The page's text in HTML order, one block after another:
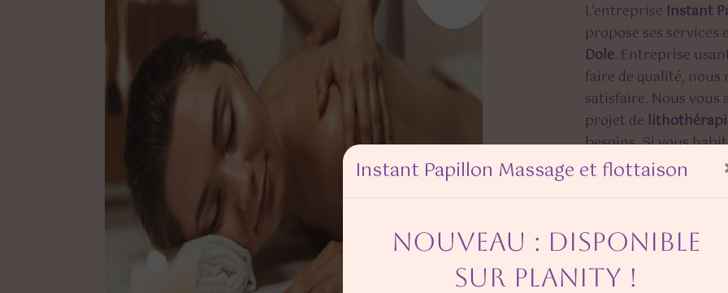
Instant Papillon Massage et flottaison
NOUVEAU : DISPONIBLE
SUR PLANITY !
L’entreprise Instant
propose ses services
Dole. Entreprise
faire de qualité,
satisfaire. Nous
projet de
besoins. Si vous
disposition pour
renforce encore plus
équipe est qualifiée